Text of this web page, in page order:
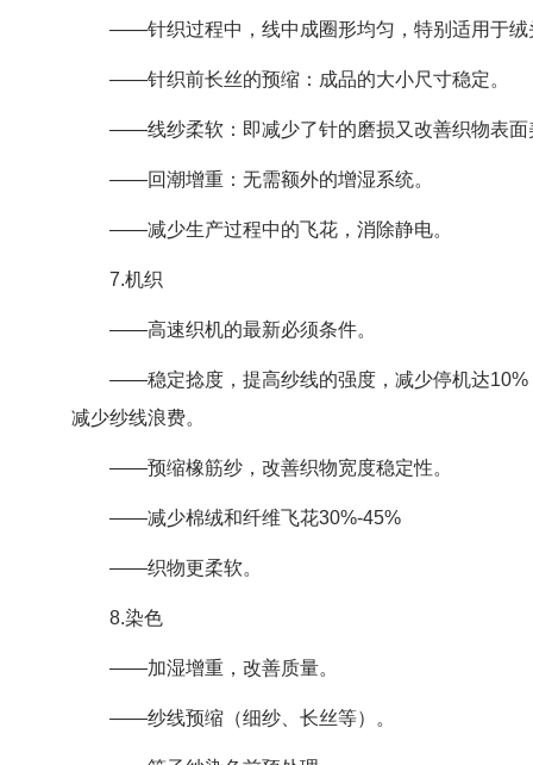
——针织过程中，线中成圈形均匀，特别适用于绒
——针织前长丝的预缩：成品的大小尺寸稳定。
——线纱柔软：即减少了针的磨损又改善织物表面
——回潮增重：无需额外的增湿系统。
——减少生产过程中的飞花，消除静电。
7.机织
——高速织机的最新必须条件。
——稳定捻度，提高纱线的强度，减少停机达10%
减少纱线浪费。
——预缩橡筋纱，改善织物宽度稳定性。
——减少棉绒和纤维飞花30%-45%
——织物更柔软。
8.染色
——加湿增重，改善质量。
——纱线预缩（细纱、长丝等）。